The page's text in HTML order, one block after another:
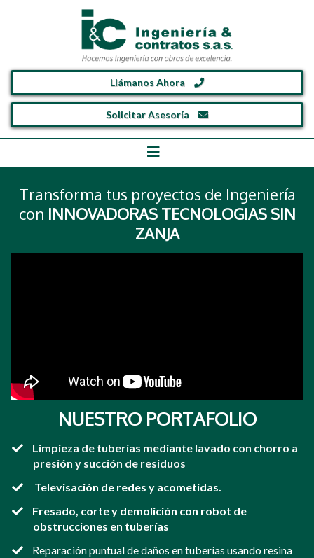
Llámanos Ahora
Solicitar Asesoría
Transforma tus proyectos de Ingeniería
con INNOVADORAS TECNOLOGIAS SIN
ZANJA
NUESTRO PORTAFOLIO
Limpieza de tuberías mediante lavado con chorro a
presión y succión de residuos
Televisación de redes y acometidas.
Fresado, corte y demolición con robot de
obstrucciones en tuberías
​Reparación puntual de daños en tuberías usando resina